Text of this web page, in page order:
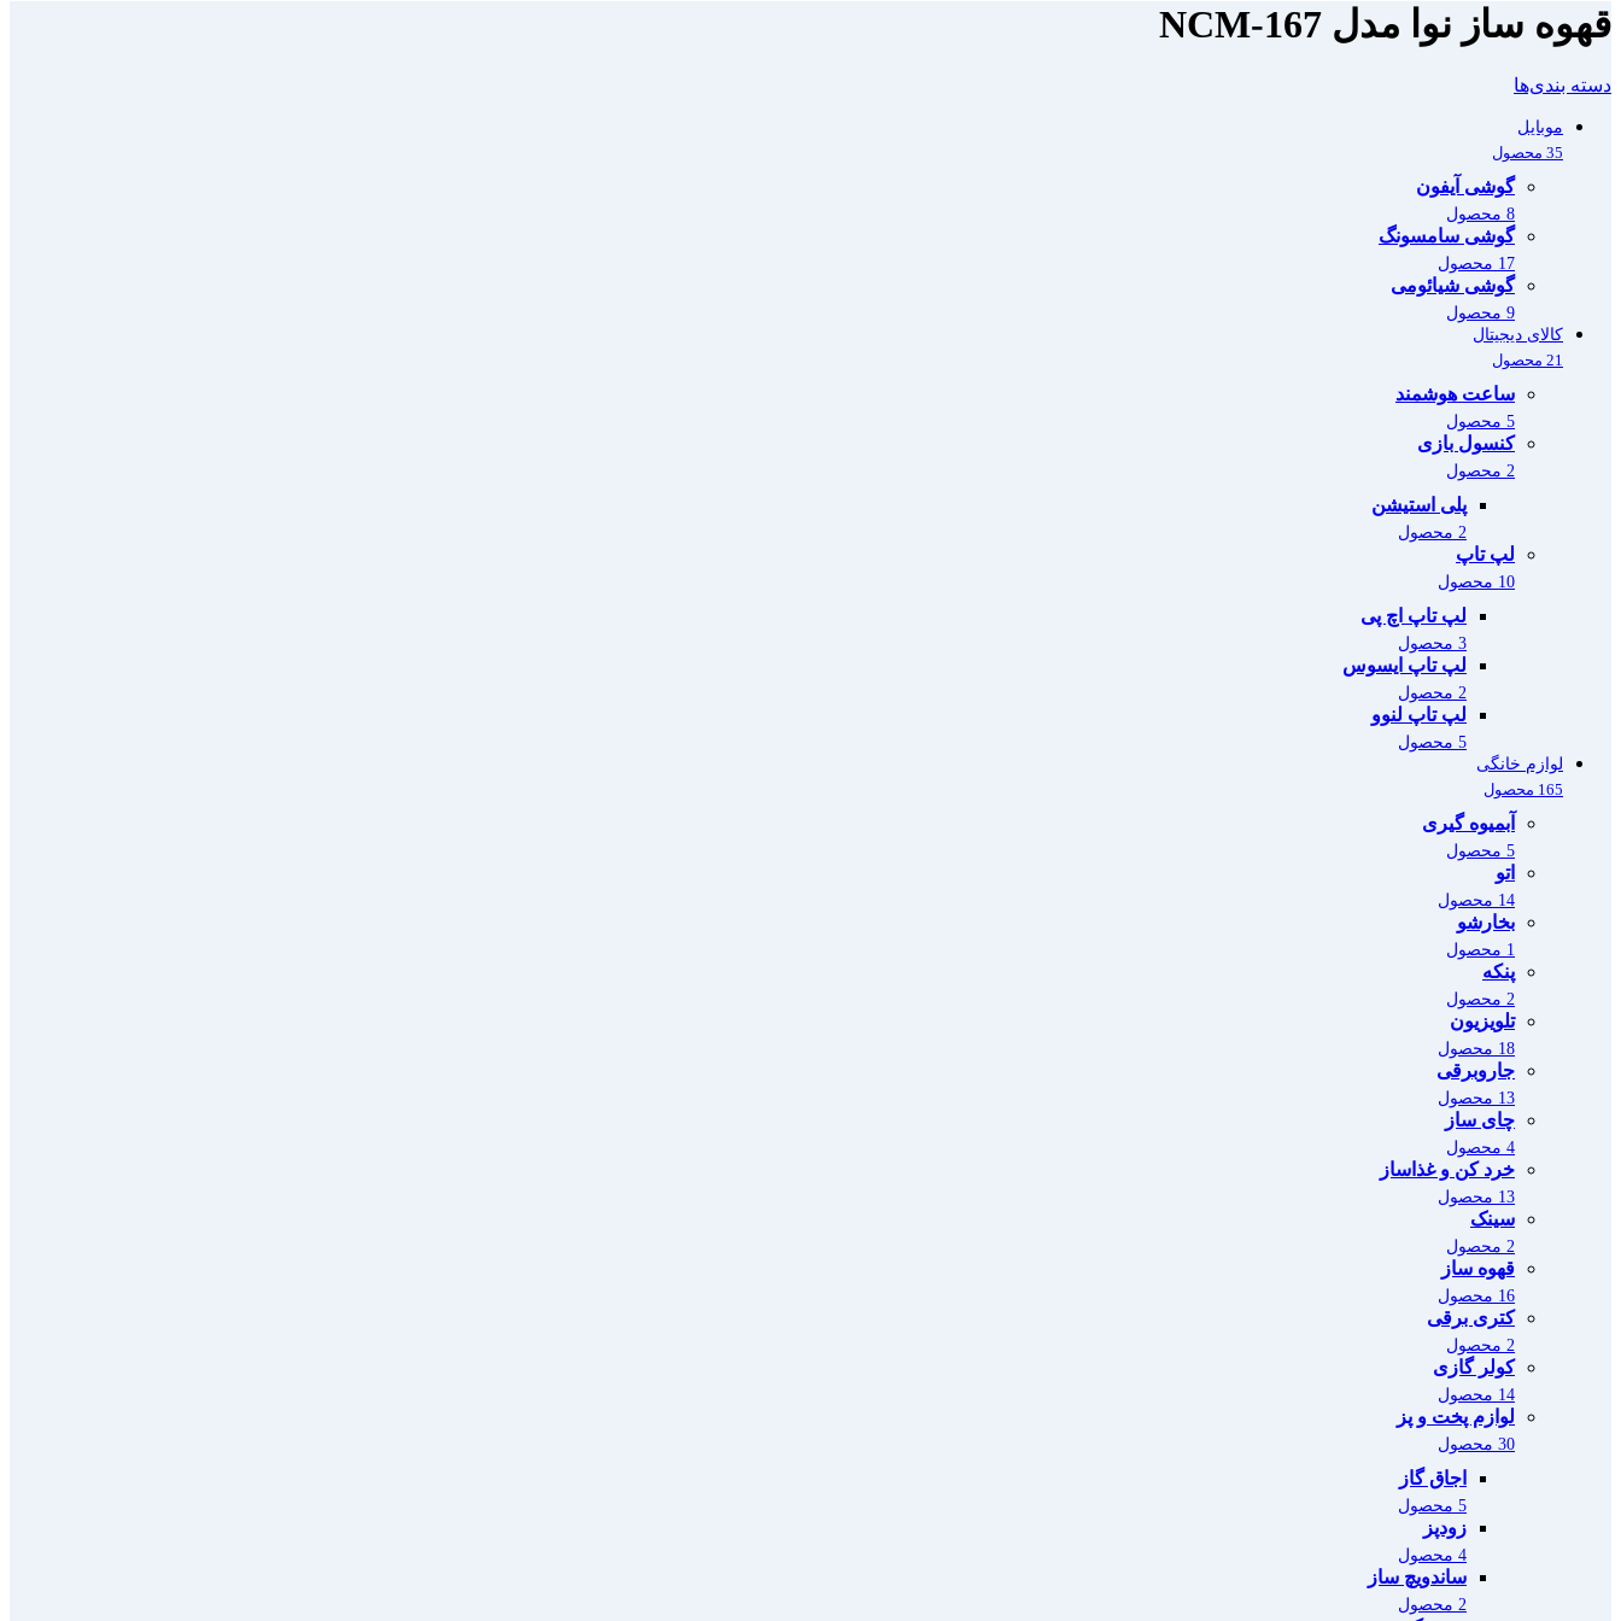
قهوه ساز نوا مدل NCM-167
دسته بندی‌ها
موبایل
35 محصول
گوشی آیفون
8 محصول
گوشی سامسونگ
17 محصول
گوشی شیائومی
9 محصول
کالای دیجیتال
21 محصول
ساعت هوشمند
5 محصول
کنسول بازی
2 محصول
پلی استیشن
2 محصول
لپ تاپ
10 محصول
لپ تاپ اچ پی
3 محصول
لپ تاپ ایسوس
2 محصول
لپ تاپ لنوو
5 محصول
لوازم خانگی
165 محصول
آبمیوه گیری
5 محصول
اتو
14 محصول
بخارشو
1 محصول
پنکه
2 محصول
تلویزیون
18 محصول
جاروبرقی
13 محصول
چای ساز
4 محصول
خرد کن و غذاساز
13 محصول
سینک
2 محصول
قهوه ساز
16 محصول
کتری برقی
2 محصول
کولر گازی
14 محصول
لوازم پخت و پز
30 محصول
اجاق گاز
5 محصول
زودپز
4 محصول
ساندویچ ساز
2 محصول